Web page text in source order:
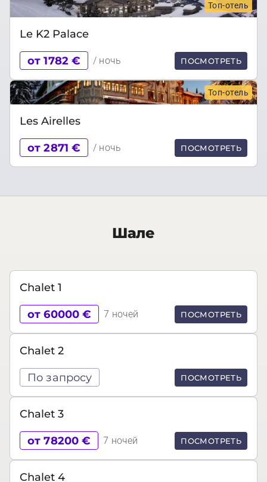
Топ-отель
Le K2 Palace
от 1782 € / ночь ПОСМОТРЕТЬ
Топ-отель
Les Airelles
от 2871 € / ночь ПОСМОТРЕТЬ
Шале
Chalet 1
от 60000 € 7 ночей ПОСМОТРЕТЬ
Chalet 2
По запросу ПОСМОТРЕТЬ
Chalet 3
от 78200 € 7 ночей ПОСМОТРЕТЬ
Chalet 4